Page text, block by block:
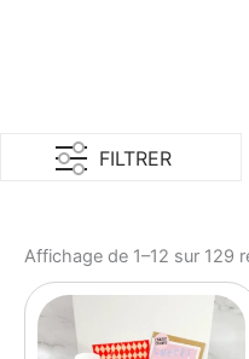
FILTRER
Affichage de 1–12 sur 129